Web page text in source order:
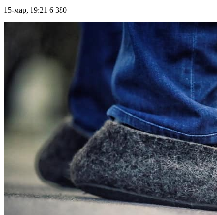
15-мар, 19:21 6 380